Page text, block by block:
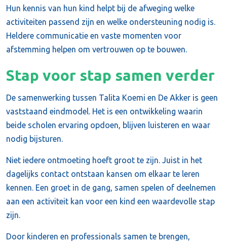
Hun kennis van hun kind helpt bij de afweging welke
activiteiten passend zijn en welke ondersteuning nodig is.
Heldere communicatie en vaste momenten voor
afstemming helpen om vertrouwen op te bouwen.
Stap voor stap samen verder
De samenwerking tussen Talita Koemi en De Akker is geen
vaststaand eindmodel. Het is een ontwikkeling waarin
beide scholen ervaring opdoen, blijven luisteren en waar
nodig bijsturen.
Niet iedere ontmoeting hoeft groot te zijn. Juist in het
dagelijks contact ontstaan kansen om elkaar te leren
kennen. Een groet in de gang, samen spelen of deelnemen
aan een activiteit kan voor een kind een waardevolle stap
zijn.
Door kinderen en professionals samen te brengen,